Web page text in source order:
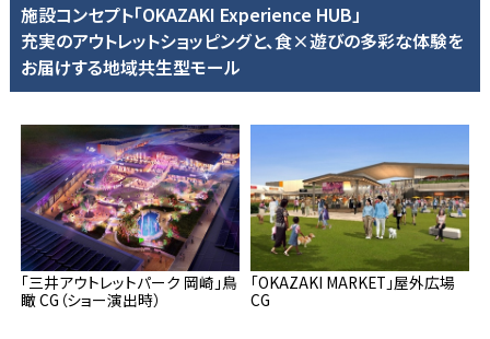
施設コンセプト「OKAZAKI Experience HUB」
充実のアウトレットショッピングと、食×遊びの多彩な体験を
お届けする地域共生型モール
「三井アウトレットパーク 岡崎」鳥
瞰 CG（ショー演出時）
「OKAZAKI MARKET」屋外広場
CG